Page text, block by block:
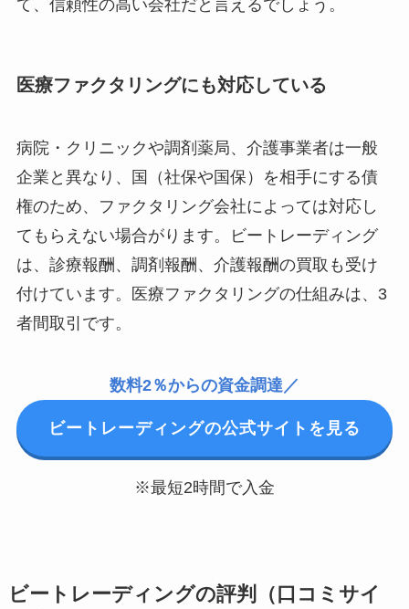
て、信頼性の高い会社だと言えるでしょう。
医療ファクタリングにも対応している
病院・クリニックや調剤薬局、介護事業者は一般
企業と異なり、国（社保や国保）を相手にする債
権のため、ファクタリング会社によっては対応し
てもらえない場合がります。ビートレーディング
は、診療報酬、調剤報酬、介護報酬の買取も受け
付けています。医療ファクタリングの仕組みは、3
者間取引です。
数料2％からの資金調達／
ビートレーディングの公式サイトを見る
※最短2時間で入金
ビートレーディングの評判（口コミサイ